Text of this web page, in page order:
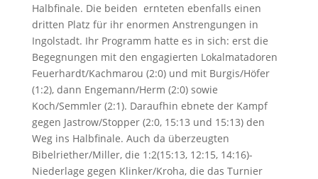
Halbfinale. Die beiden ernteten ebenfalls einen
dritten Platz für ihr enormen Anstrengungen in
Ingolstadt. Ihr Programm hatte es in sich: erst die
Begegnungen mit den engagierten Lokalmatadoren
Feuerhardt/Kachmarou (2:0) und mit Burgis/Höfer
(1:2), dann Engemann/Herm (2:0) sowie
Koch/Semmler (2:1). Daraufhin ebnete der Kampf
gegen Jastrow/Stopper (2:0, 15:13 und 15:13) den
Weg ins Halbfinale. Auch da überzeugten
Bibelriether/Miller, die 1:2(15:13, 12:15, 14:16)-
Niederlage gegen Klinker/Kroha, die das Turnier